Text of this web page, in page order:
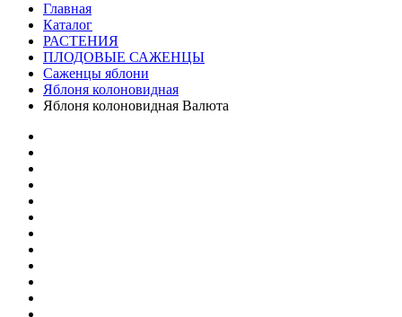
Главная
Каталог
РАСТЕНИЯ
ПЛОДОВЫЕ САЖЕНЦЫ
Саженцы яблони
Яблоня колоновидная
Яблоня колоновидная Валюта